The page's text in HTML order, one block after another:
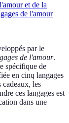
et de la
de l'amour
par le
de l'amour.
spécifique de
en cinq langages
cadeaux, les
ces langages est
dans une